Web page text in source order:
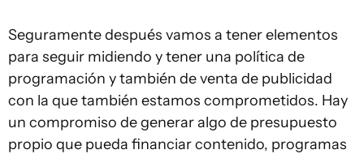
Seguramente después vamos a tener elementos
para seguir midiendo y tener una política de
programación y también de venta de publicidad
con la que también estamos comprometidos. Hay
un compromiso de generar algo de presupuesto
propio que pueda financiar contenido, programas